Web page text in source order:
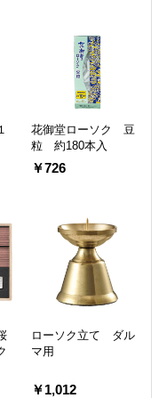
花御堂ローソク 豆
粒 約180本入
￥726
ローソク立て ダル
マ用
￥1,012